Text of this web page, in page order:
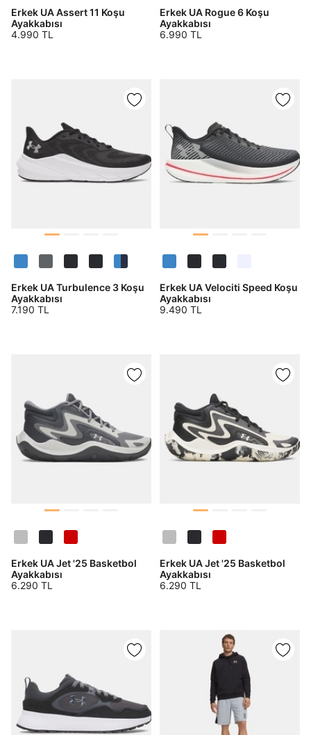
Erkek UA Assert 11 Koşu
Ayakkabısı
4.990 TL
Erkek UA Rogue 6 Koşu
Ayakkabısı
6.990 TL
Erkek UA Turbulence 3 Koşu
Ayakkabısı
7.190 TL
Erkek UA Velociti Speed Koşu
Ayakkabısı
9.490 TL
Erkek UA Jet '25 Basketbol
Ayakkabısı
6.290 TL
Erkek UA Jet '25 Basketbol
Ayakkabısı
6.290 TL